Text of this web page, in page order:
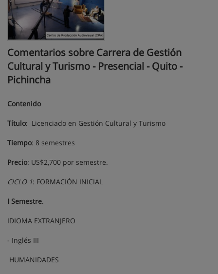
Comentarios sobre Carrera de Gestión
Cultural y Turismo - Presencial - Quito -
Pichincha
Contenido
Título: Licenciado en Gestión Cultural y Turismo
Tiempo: 8 semestres
Precio: US$2,700 por semestre.
CICLO 1: FORMACIÓN INICIAL
I Semestre.
IDIOMA EXTRANJERO
- Inglés III
HUMANIDADES